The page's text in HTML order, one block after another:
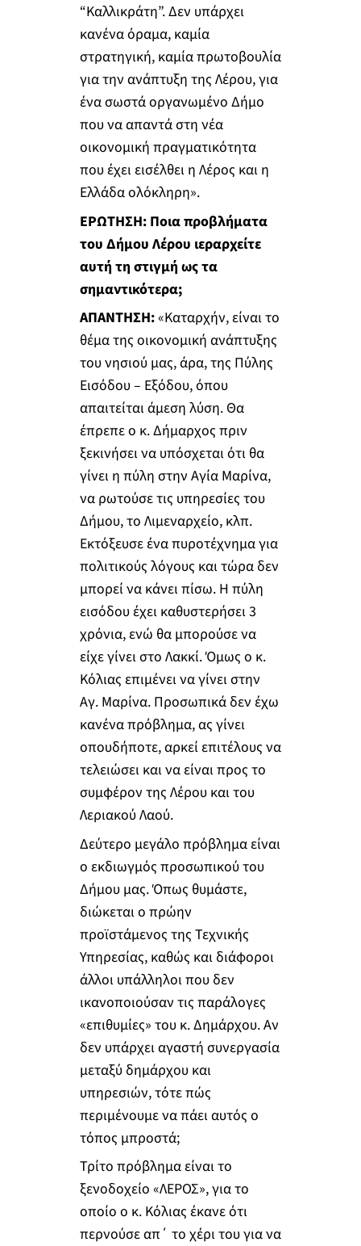
“Καλλικράτη”. Δεν υπάρχει
κανένα όραμα, καμία
στρατηγική, καμία πρωτοβουλία
για την ανάπτυξη της Λέρου, για
ένα σωστά οργανωμένο Δήμο
που να απαντά στη νέα
οικονομική πραγματικότητα
που έχει εισέλθει η Λέρος και η
Ελλάδα ολόκληρη».
ΕΡΩΤΗΣΗ: Ποια προβλήματα
του Δήμου Λέρου ιεραρχείτε
αυτή τη στιγμή ως τα
σημαντικότερα;
ΑΠΑΝΤΗΣΗ:«Καταρχήν, είναι το
θέμα της οικονομική ανάπτυξης
του νησιού μας, άρα, της Πύλης
Εισόδου – Εξόδου, όπου
απαιτείται άμεση λύση. Θα
έπρεπε ο κ. Δήμαρχος πριν
ξεκινήσει να υπόσχεται ότι θα
γίνει η πύλη στην Αγία Μαρίνα,
να ρωτούσε τις υπηρεσίες του
Δήμου, το Λιμεναρχείο, κλπ.
Εκτόξευσε ένα πυροτέχνημα για
πολιτικούς λόγους και τώρα δεν
μπορεί να κάνει πίσω. Η πύλη
εισόδου έχει καθυστερήσει 3
χρόνια, ενώ θα μπορούσε να
είχε γίνει στο Λακκί. Όμως ο κ.
Κόλιας επιμένει να γίνει στην
Αγ. Μαρίνα. Προσωπικά δεν έχω
κανένα πρόβλημα, ας γίνει
οπουδήποτε, αρκεί επιτέλους να
τελειώσει και να είναι προς το
συμφέρον της Λέρου και του
Λεριακού Λαού.
Δεύτερο μεγάλο πρόβλημα είναι
ο εκδιωγμός προσωπικού του
Δήμου μας. Όπως θυμάστε,
διώκεται ο πρώην
προϊστάμενος της Τεχνικής
Υπηρεσίας, καθώς και διάφοροι
άλλοι υπάλληλοι που δεν
ικανοποιούσαν τις παράλογες
«επιθυμίες» του κ. Δημάρχου. Αν
δεν υπάρχει αγαστή συνεργασία
μεταξύ δημάρχου και
υπηρεσιών, τότε πώς
περιμένουμε να πάει αυτός ο
τόπος μπροστά;
Τρίτο πρόβλημα είναι το
ξενοδοχείο «ΛΕΡΟΣ», για το
οποίο ο κ. Κόλιας έκανε ότι
περνούσε απ΄ το χέρι του για να